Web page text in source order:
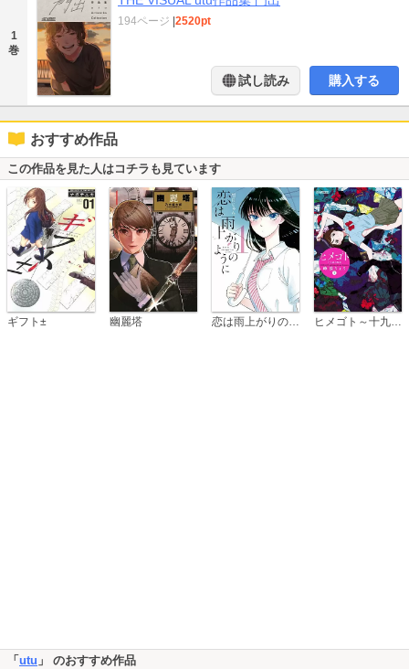
1
巻
194ページ 2520pt
試し読み 購入する
おすすめ作品
この作品を見た人はコチラも見ています
ギフト± 幽麗塔 恋は雨上がりのように ヒメゴト～十九歳の制服～
「 utu 」 のおすすめ作品